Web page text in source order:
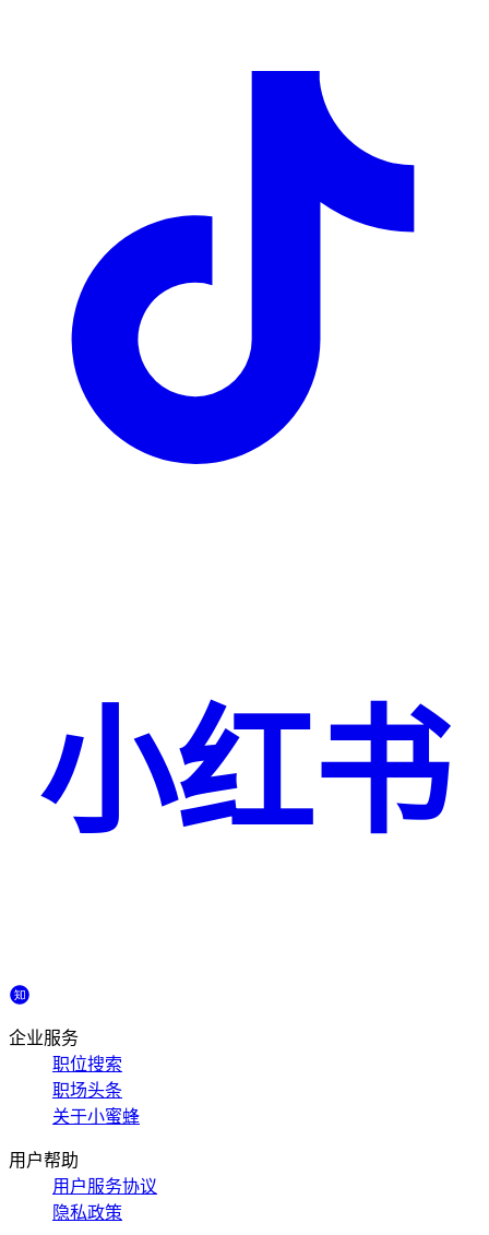
小红书
企业服务
职位搜索
职场头条
关于小蜜蜂
用户帮助
用户服务协议
隐私政策